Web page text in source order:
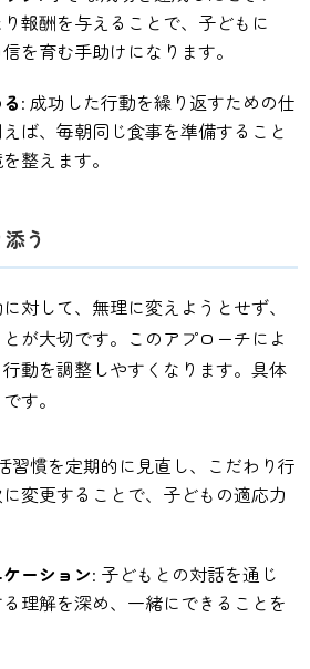
報酬を与えることで、子どもに
を育む手助けになります。
: 成功した行動を繰り返すための仕
ば、毎朝同じ食事を準備すること
整えます。
う
対して、無理に変えようとせず、
が大切です。このアプローチによ
動を調整しやすくなります。具体
す。
習慣を定期的に見直し、こだわり行
変更することで、子どもの適応力
ーション: 子どもとの対話を通じ
理解を深め、一緒にできることを